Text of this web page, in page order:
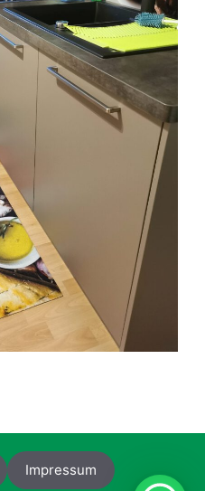
Impressum